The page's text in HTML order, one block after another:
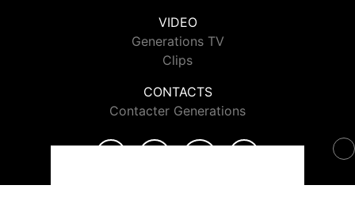
VIDEO
Generations TV
Clips
CONTACTS
Contacter Generations